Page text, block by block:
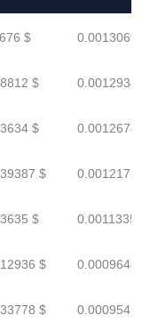
$
$
$
$
$
$
$